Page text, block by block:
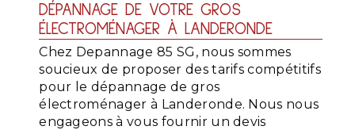
DÉPANNAGE DE VOTRE GROS
ÉLECTROMÉNAGER À LANDERONDE
Chez Depannage 85 SG, nous sommes
soucieux de proposer des tarifs compétitifs
pour le dépannage de gros
électroménager à Landeronde. Nous nous
engageons à vous fournir un devis